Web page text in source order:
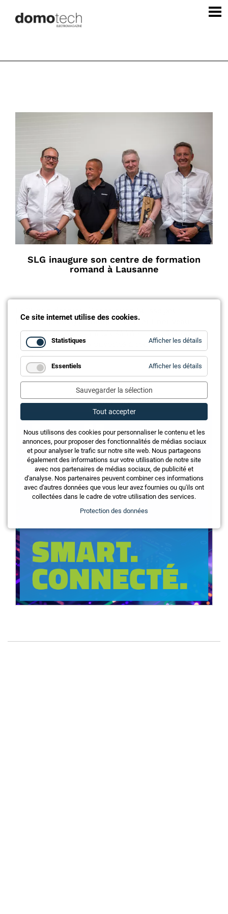
SLG inaugure son centre de formation
romand à Lausanne
l’Éclairage (SLG) a inauguré son tout nouveau
centre de formation à Lausanne, route d’Oron 2.
Cette journée portes ouvertes a réuni de nombreux
acteurs.
Annonce
Ce site internet utilise des cookies.
Statistiques Afficher les détails
Essentiels Afficher les détails
Sauvegarder la sélection
Tout accepter
Nous utilisons des cookies pour personnaliser le contenu et les
annonces, pour proposer des fonctionnalités de médias sociaux
et pour analyser le trafic sur notre site web. Nous partageons
également des informations sur votre utilisation de notre site
avec nos partenaires de médias sociaux, de publicité et
d'analyse. Nos partenaires peuvent combiner ces informations
avec d'autres données que vous leur avez fournies ou qu'ils ont
collectées dans le cadre de votre utilisation des services.
Protection des données